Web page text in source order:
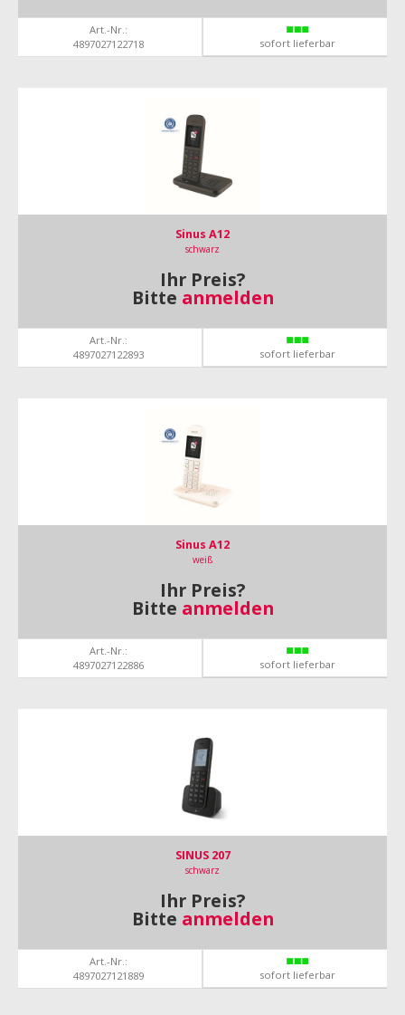
Art.-Nr.:
4897027122718
sofort lieferbar
Sinus A12
schwarz
Ihr Preis?
Bitte anmelden
Art.-Nr.:
4897027122893
sofort lieferbar
Sinus A12
weiß
Ihr Preis?
Bitte anmelden
Art.-Nr.:
4897027122886
sofort lieferbar
SINUS 207
schwarz
Ihr Preis?
Bitte anmelden
Art.-Nr.:
4897027121889
sofort lieferbar